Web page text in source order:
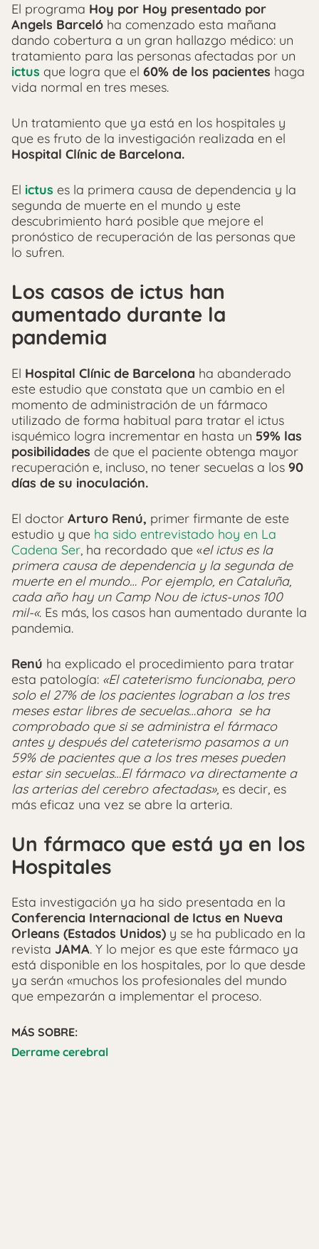
El programa Hoy por Hoy presentado por
Angels Barceló ha comenzado esta mañana
dando cobertura a un gran hallazgo médico: un
tratamiento para las personas afectadas por un
ictus que logra que el 60% de los pacientes haga
vida normal en tres meses.
Un tratamiento que ya está en los hospitales y
que es fruto de la investigación realizada en el
Hospital Clínic de Barcelona.
El ictus es la primera causa de dependencia y la
segunda de muerte en el mundo y este
descubrimiento hará posible que mejore el
pronóstico de recuperación de las personas que
lo sufren.
Los casos de ictus han
aumentado durante la
pandemia
El Hospital Clínic de Barcelona ha abanderado
este estudio que constata que un cambio en el
momento de administración de un fármaco
utilizado de forma habitual para tratar el ictus
isquémico logra incrementar en hasta un 59% las
posibilidades de que el paciente obtenga mayor
recuperación e, incluso, no tener secuelas a los 90
días de su inoculación.
El doctor Arturo Renú, primer firmante de este
estudio y que ha sido entrevistado hoy en La
Cadena Ser , ha recordado que «el ictus es la
primera causa de dependencia y la segunda de
muerte en el mundo… Por ejemplo, en Cataluña,
cada año hay un Camp Nou de ictus-unos 100
mil-«. Es más, los casos han aumentado durante la
pandemia.
Renú ha explicado el procedimiento para tratar
esta patología: «El cateterismo funcionaba, pero
solo el 27% de los pacientes lograban a los tres
meses estar libres de secuelas…ahora se ha
comprobado que si se administra el fármaco
antes y después del cateterismo pasamos a un
59% de pacientes que a los tres meses pueden
estar sin secuelas…El fármaco va directamente a
las arterias del cerebro afectadas», es decir, es
más eficaz una vez se abre la arteria.
Un fármaco que está ya en los
Hospitales
Esta investigación ya ha sido presentada en la
Conferencia Internacional de Ictus en Nueva
Orleans (Estados Unidos) y se ha publicado en la
revista JAMA. Y lo mejor es que este fármaco ya
está disponible en los hospitales, por lo que desde
ya serán «muchos los profesionales del mundo
que empezarán a implementar el proceso.
MÁS SOBRE:
Derrame cerebral